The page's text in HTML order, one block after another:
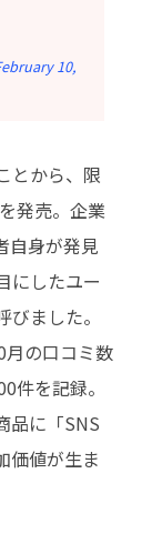
10,
とから、限
発売。企業
自身が発見
にしたユー
ました。
の口コミ数
件を記録。
品に「SNS
価値が生ま